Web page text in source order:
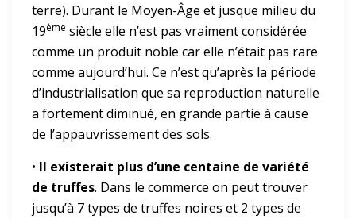
terre). Durant le Moyen-Âge et jusque milieu du
19ème siècle elle n’est pas vraiment considérée
comme un produit noble car elle n’était pas rare
comme aujourd’hui. Ce n’est qu’après la période
d’industrialisation que sa reproduction naturelle
a fortement diminué, en grande partie à cause
de l’appauvrissement des sols.
• Il existerait plus d’une centaine de variété
de truffes. Dans le commerce on peut trouver
jusqu’à 7 types de truffes noires et 2 types de